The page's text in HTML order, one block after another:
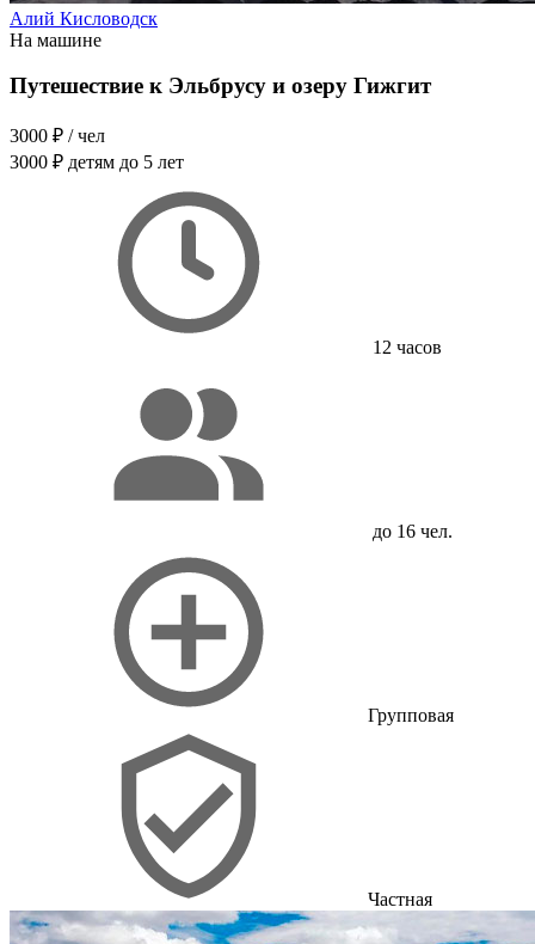
Алий Кисловодск
На машине
Путешествие к Эльбрусу и озеру Гижгит
3000 ₽ / чел
3000 ₽ детям до 5 лет
12 часов
до 16 чел.
Групповая
Частная